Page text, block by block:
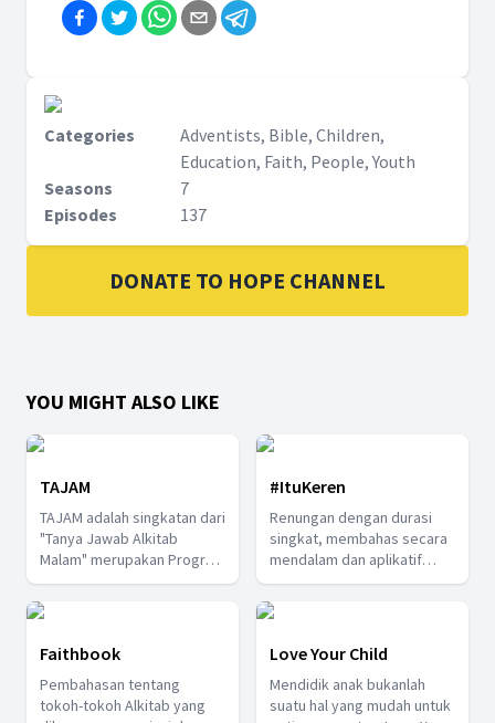
Categories
Adventists, Bible, Children,
Education, Faith, People, Youth
Seasons
7
Episodes
137
DONATE TO HOPE CHANNEL
YOU MIGHT ALSO LIKE
TAJAM
TAJAM adalah singkatan dari
"Tanya Jawab Alkitab
Malam" merupakan Program
yang ditayangkan secara
langsung setiap hari kamis
pukul 19.00. Program ini
menjawab semua
pertanyaan yang ditanyakan
oleh semua pemirsa
sehubungan dengan Firman
#ItuKeren
Renungan dengan durasi
singkat, membahas secara
mendalam dan aplikatif
sesuai dengan keadaan
dunia saat ini. Pendeta
Michael Palar sebagai
narasumber yang adalah
direktur Hope Channel
Indonesia
Faithbook
Pembahasan tentang
tokoh-tokoh Alkitab yang
Love Your Child
Mendidik anak bukanlah
suatu hal yang mudah untuk